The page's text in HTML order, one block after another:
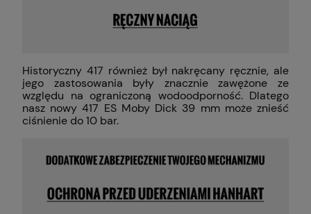
Historyczny 417 również był nakręcany ręcznie, ale
jego zastosowania były znacznie zawężone ze
względu na ograniczoną wodoodporność. Dlatego
nasz nowy 417 ES Moby Dick 39 mm może znieść
ciśnienie do 10 bar.